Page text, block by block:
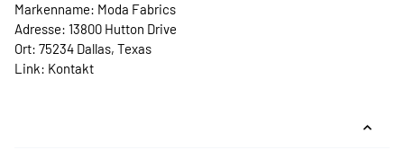
Markenname: Moda Fabrics
Adresse: 13800 Hutton Drive
Ort: 75234 Dallas, Texas
Link: Kontakt